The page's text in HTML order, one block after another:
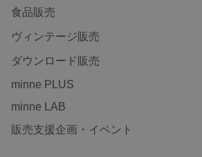
食品販売
ヴィンテージ販売
ダウンロード販売
minne PLUS
minne LAB
販売支援企画・イベント